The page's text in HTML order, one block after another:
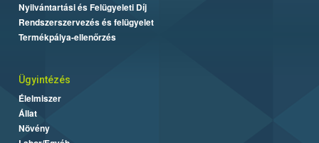
Nyilvántartási és Felügyeleti Díj
Rendszerszervezés és felügyelet
Termékpálya-ellenőrzés
Ügyintézés
Élelmiszer
Állat
Növény